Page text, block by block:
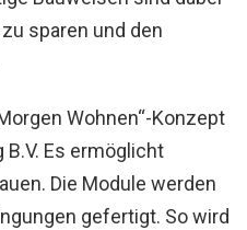
sparen und den
Wohnen“-Konzept
Es ermöglicht
Die Module werden
gefertigt. So wird